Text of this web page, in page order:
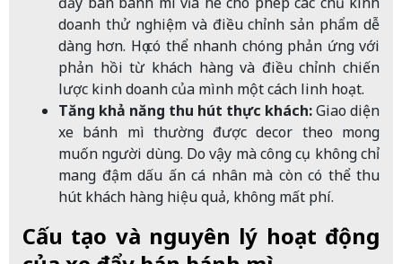
doanh thử nghiệm và điều chỉnh sản phẩm dễ
dàng hơn. Họ có thể nhanh chóng phản ứng với
phản hồi từ khách hàng và điều chỉnh chiến
lược kinh doanh của mình một cách linh hoạt.
Tăng khả năng thu hút thực khách:Giao diện
xe bánh mì thường được decor theo mong
muốn người dùng. Do vậy mà công cụ không chỉ
mang đậm dấu ấn cá nhân mà còn có thể thu
hút khách hàng hiệu quả, không mất phí.
Cấu tạo và nguyên lý hoạt động